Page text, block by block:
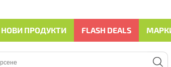
НОВИ ПРОДУКТИ FLASH DEALS